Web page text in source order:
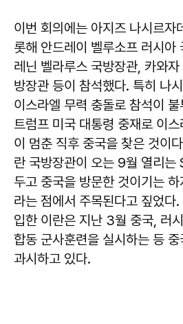
이번 회의에는 아지즈 나시르자
롯해 안드레이 벨루소프 러시아
레닌 벨라루스 국방장관, 카와
방장관 등이 참석했다. 특히 나
이스라엘 무력 충돌로 참석이
트럼프 미국 대통령 중재로 이
이 멈춘 직후 중국을 찾은 것이
란 국방장관이 오는 9월 열리는
두고 중국을 방문한 것이기는
라는 점에서 주목된다고 짚었
입한 이란은 지난 3월 중국, 러
합동 군사훈련을 실시하는 등
과시하고 있다.